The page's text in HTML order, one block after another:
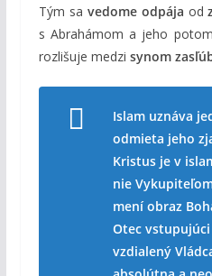
Tým sa vedome odpája od
s Abrahámom a jeho
rozlišuje medzi synom
Islam uznáva
odmieta jeho
Kristus je v
nie
mení obraz
Otec
vzdialený